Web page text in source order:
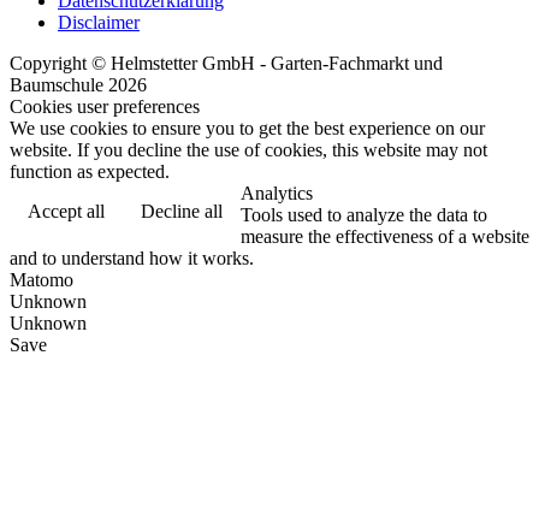
Disclaimer
Copyright © Helmstetter GmbH - Garten-Fachmarkt und
Baumschule 2026
Cookies user preferences
We use cookies to ensure you to get the best experience on our
website. If you decline the use of cookies, this website may not
function as expected.
Accept all
Decline all
Analytics
Tools used to analyze the data to
measure the effectiveness of a website
and to understand how it works.
Matomo
Unknown
Unknown
Save